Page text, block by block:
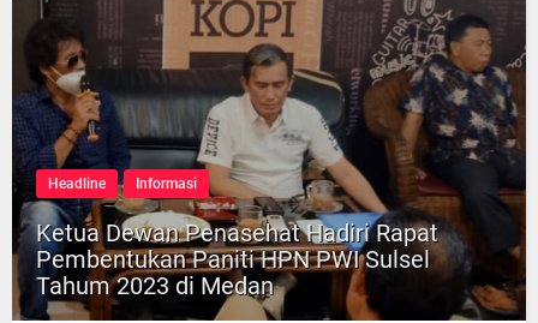
Headline Informasi
Ketua Dewan Penasehat Hadiri Rapat
Pembentukan Paniti HPN PWI Sulsel
Tahum 2023 di Medan